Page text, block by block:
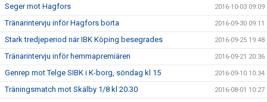
Seger mot Hagfors 2016-10-03 09:09
Tränarintervju inför Hagfors borta 2016-09-30 09:11
Stark tredjeperiod när IBK Köping besegrades 2016-09-25 19:48
Tränarintervju inför hemmapremiären 2016-09-21 20:36
Genrep mot Telge SIBK i K-borg, söndag kl 15 2016-09-10 10:34
Träningsmatch mot Skälby 1/8 kl 20.30 2016-08-01 10:27